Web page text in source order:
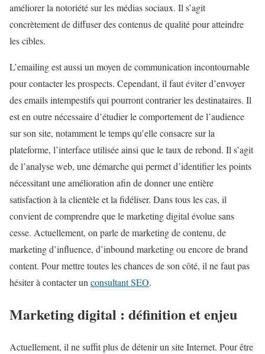
améliorer la notoriété sur les médias sociaux. Il s’agit
concrètement de diffuser des contenus de qualité pour atteindre
les cibles.
L’emailing est aussi un moyen de communication incontournable
pour contacter les prospects. Cependant, il faut éviter d’envoyer
des emails intempestifs qui pourront contrarier les destinataires. Il
est en outre nécessaire d’étudier le comportement de l’audience
sur son site, notamment le temps qu’elle consacre sur la
plateforme, l’interface utilisée ainsi que le taux de rebond. Il s’agit
de l’analyse web, une démarche qui permet d’identifier les points
nécessitant une amélioration afin de donner une entière
satisfaction à la clientèle et la fidéliser. Dans tous les cas, il
convient de comprendre que le marketing digital évolue sans
cesse. Actuellement, on parle de marketing de contenu, de
marketing d’influence, d’inbound marketing ou encore de brand
content. Pour mettre toutes les chances de son côté, il ne faut pas
hésiter à contacter un consultant SEO.
Marketing digital : définition et enjeu
Actuellement, il ne suffit plus de détenir un site Internet. Pour être